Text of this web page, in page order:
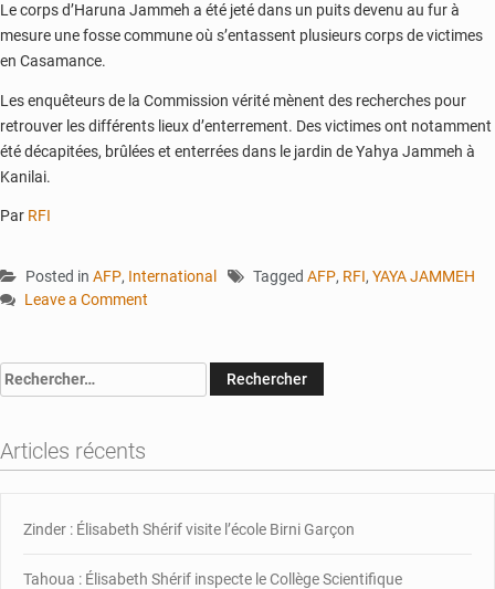
Le corps d’Haruna Jammeh a été jeté dans un puits devenu au fur à
mesure une fosse commune où s’entassent plusieurs corps de victimes
en Casamance.
Les enquêteurs de la Commission vérité mènent des recherches pour
retrouver les différents lieux d’enterrement. Des victimes ont notamment
été décapitées, brûlées et enterrées dans le jardin de Yahya Jammeh à
Kanilai.
Par RFI
Posted in AFP, International Tagged AFP, RFI, YAYA JAMMEH
Leave a Comment
:
de
cousin
l’ex-
Rechercher :
Articles récents
Zinder : Élisabeth Shérif visite l’école Birni Garçon
Tahoua : Élisabeth Shérif inspecte le Collège Scientifique